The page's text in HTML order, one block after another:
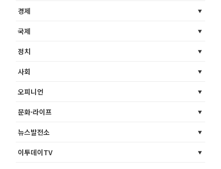
경제
국제
정치
사회
오피니언
문화·라이프
뉴스발전소
이투데이TV